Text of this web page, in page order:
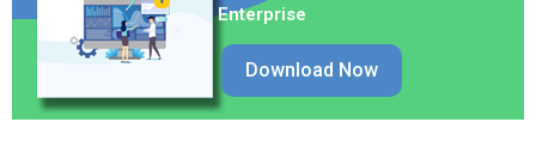
Enterprise
Download Now